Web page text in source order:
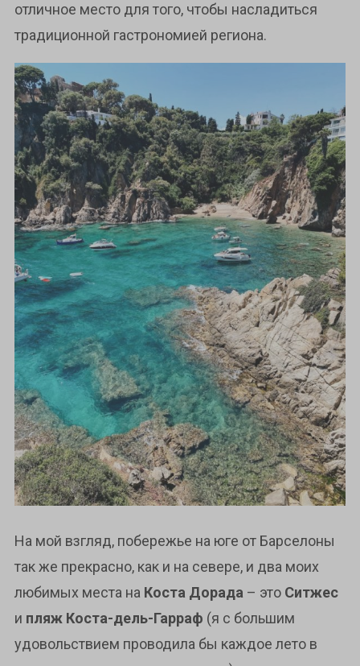
отличное место для того, чтобы насладиться
традиционной гастрономией региона.
На мой взгляд, побережье на юге от Барселоны
так же прекрасно, как и на севере, и два моих
любимых места на Коста Дорада – это Ситжес
и пляж Коста-дель-Гарраф (я с большим
удовольствием проводила бы каждое лето в